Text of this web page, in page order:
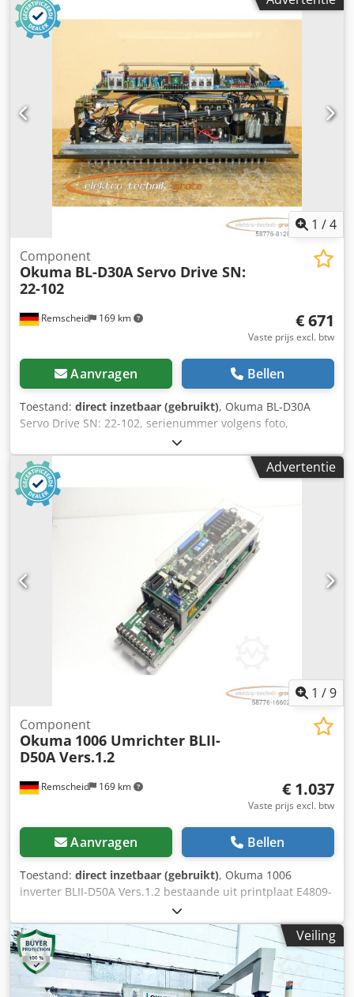
Technical Specification Counter Spindle Yes Driven Tools
Yes
1 /4
Remscheid 169 km
Component
Okuma BL-D30A Servo Drive SN:
22-102
€ 671
Vaste prijs excl. btw
Aanvragen Bellen
Toestand: direct inzetbaar (gebruikt), Okuma BL-D30A
Servo Drive SN: 22-102, serienummer volgens foto,
gebruikt, normale gebruikssporen, 100% functioneel.
Dedpfsi Ecagex Aphsck
Advertentie
1 /9
Remscheid 169 km
Component
Okuma 1006 Umrichter BLII-
D50A Vers.1.2
€ 1.037
Vaste prijs excl. btw
Aanvragen Bellen
Toestand: direct inzetbaar (gebruikt), Okuma 1006
inverter BLII-D50A Vers.1.2 bestaande uit printplaat E4809-
820-006-A + printplaat E4809-770-069-A, gebruikt, normale
gebruikssporen, 100% functioneel, leveringsomvang
conform foto's Dcedpfxet Izafe Aphsk
Veiling